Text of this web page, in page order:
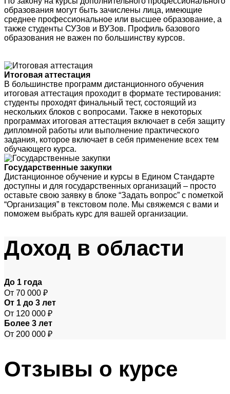
образования могут быть зачислены лица, имеющие
среднее профессиональное или высшее образование, а
также студенты СУЗов и ВУЗов. Профиль базового
образования не важен по большинству курсов.
Итоговая аттестация
В большинстве программ дистанционного обучения
итоговая аттестация проходит в формате тестирования:
студенты проходят финальный тест, состоящий из
нескольких блоков с вопросами. Также в некоторых
программах итоговая аттестация включает в себя защиту
дипломной работы или выполнение практического
задания, которое включает в себя применение всех тем
обучающего курса.
Государственные закупки
Дистанционное обучение и курсы в Едином Стандарте
доступны и для государственных организаций – просто
оставьте свою заявку в блоке “Задать вопрос” с пометкой
“Организация” в текстовом поле. Мы свяжемся с вами и
поможем выбрать курс для вашей организации.
Доход в области
До 1 года
От 70 000 ₽
От 1 до 3 лет
От 120 000 ₽
Более 3 лет
От 200 000 ₽
Отзывы о курсе